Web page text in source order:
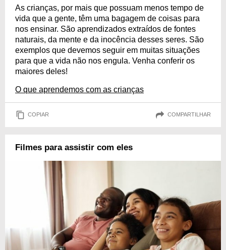
As crianças, por mais que possuam menos tempo de
vida que a gente, têm uma bagagem de coisas para
nos ensinar. São aprendizados extraídos de fontes
naturais, da mente e da inocência desses seres. São
exemplos que devemos seguir em muitas situações
para que a vida não nos engula. Venha conferir os
maiores deles!
O que aprendemos com as crianças
COPIAR COMPARTILHAR
Filmes para assistir com eles